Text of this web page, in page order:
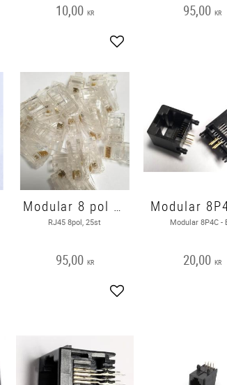
to favorites
10,00 KR
Add to favorites
95,00 KR
to favorites
Modular 8 pol 25st RJ45
RJ45 8pol, 25st
95,00 KR
Add to favorites
Modular 8P4C -
20,00 KR